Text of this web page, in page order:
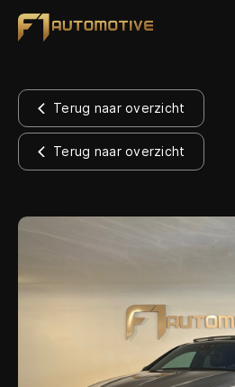
Home
Collectie
Contact
Terug naar overzicht
Terug naar overzicht